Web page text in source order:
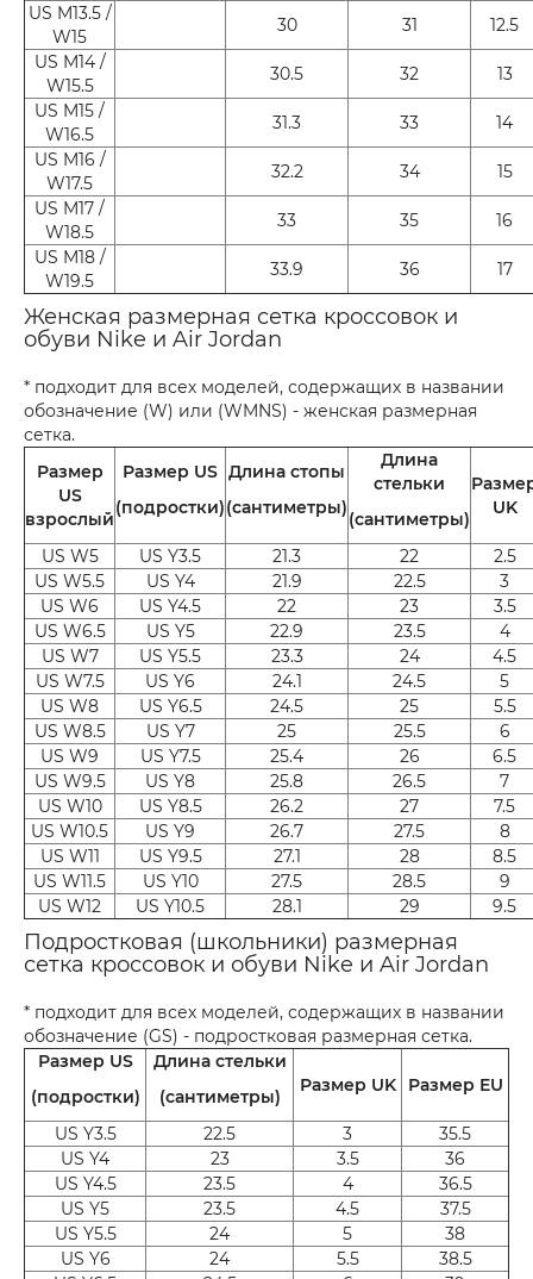
US M13.5 /
W15
30 31
12.5
US M14 /
W15.5
30.5 32
13
US M15 /
W16.5
31.3 33
14
US M16 /
W17.5
32.2 34
15
US M17 /
W18.5
33 35
16
US M18 /
W19.5
33.9 36 17
Женская размерная сетка кроссовок и
обуви Nike и Air Jordan
* подходит для всех моделей, содержащих в названии
обозначение (W) или (WMNS) - женская размерная
сетка.
Размер
US
взрослый
Размер US
(подростки)
Длина стопы
(сантиметры)
Длина
стельки
(сантиметры)
UK
US W5 US Y3.5 21.3 22
2.5
US W5.5
US Y4 21.9 22.5
3
US W6
US Y4.5 22 23
3.5
US W6.5
US Y5 22.9 23.5
4
US W7
US Y5.5 23.3 24
4.5
US W7.5
US Y6 24.1 24.5
5
US W8
US Y6.5 24.5 25
5.5
US W8.5
US Y7 25 25.5
6
US W9
US Y7.5 25.4 26
6.5
US W9.5
US Y8 25.8 26.5
7
US W10
US Y8.5 26.2 27
7.5
US W10.5
US Y9 26.7 27.5
8
US W11
US Y9.5 27.1 28
8.5
US W11.5
US Y10 27.5 28.5
9
US W12
US Y10.5 28.1 29 9.5
Подростковая (школьники) размерная
сетка кроссовок и обуви Nike и Air Jordan
* подходит для всех моделей, содержащих в названии
обозначение (GS) - подростковая размерная сетка.
Размер US
(подростки)
Длина стельки
(сантиметры)
Размер UK Размер EU
US Y3.5 22.5 3
35.5
US Y4
23 3.5
36
US Y4.5
23.5 4
36.5
US Y5
23.5 4.5
37.5
US Y5.5
24 5
38
US Y6
24 5.5
38.5